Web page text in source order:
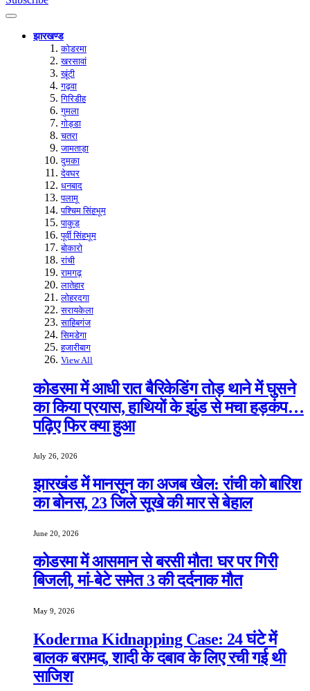
झारखण्ड
कोडरमा
खरसावां
खूंटी
गढ़वा
गिरिडीह
गुमला
गोड्डा
चतरा
जामताड़ा
दुमका
देवघर
धनबाद
पलामू
पश्चिम सिंहभूम
पाकुड़
पूर्वी सिंहभूम
बोकारो
रांची
रामगढ़
लातेहार
लोहरदगा
सरायकेला
साहिबगंज
सिमडेगा
हजारीबाग
View All
कोडरमा में आधी रात बैरिकेडिंग तोड़ थाने में घुसने
का किया प्रयास, हाथियों के झुंड से मचा हड़कंप…
पढ़िए फिर क्या हुआ
July 26, 2026
झारखंड में मानसून का अजब खेल: रांची को बारिश
का बोनस, 23 जिले सूखे की मार से बेहाल
June 20, 2026
कोडरमा में आसमान से बरसी मौत! घर पर गिरी
बिजली, मां-बेटे समेत 3 की दर्दनाक मौत
May 9, 2026
Koderma Kidnapping Case: 24 घंटे में
बालक बरामद, शादी के दबाव के लिए रची गई थी
साजिश